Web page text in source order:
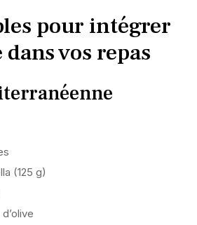
pour intégrer
vos repas
(125 g)